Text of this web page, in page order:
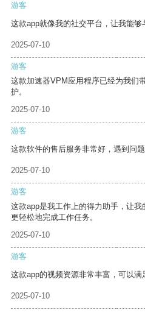
游客
这款app就像我的社交平台，让我能够
2025-07-10
游客
这款加速器VPM应用程序已经为我们
护。
2025-07-10
游客
这款软件的售后服务非常好，遇到问题
2025-07-10
游客
这款app是我工作上的得力助手，让
更轻松地完成工作任务。
2025-07-10
游客
这款app的视频资源非常丰富，可以满
2025-07-10